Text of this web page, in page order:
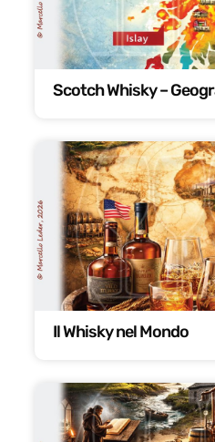
Scotch Whisky –
Il Whisky nel Mondo